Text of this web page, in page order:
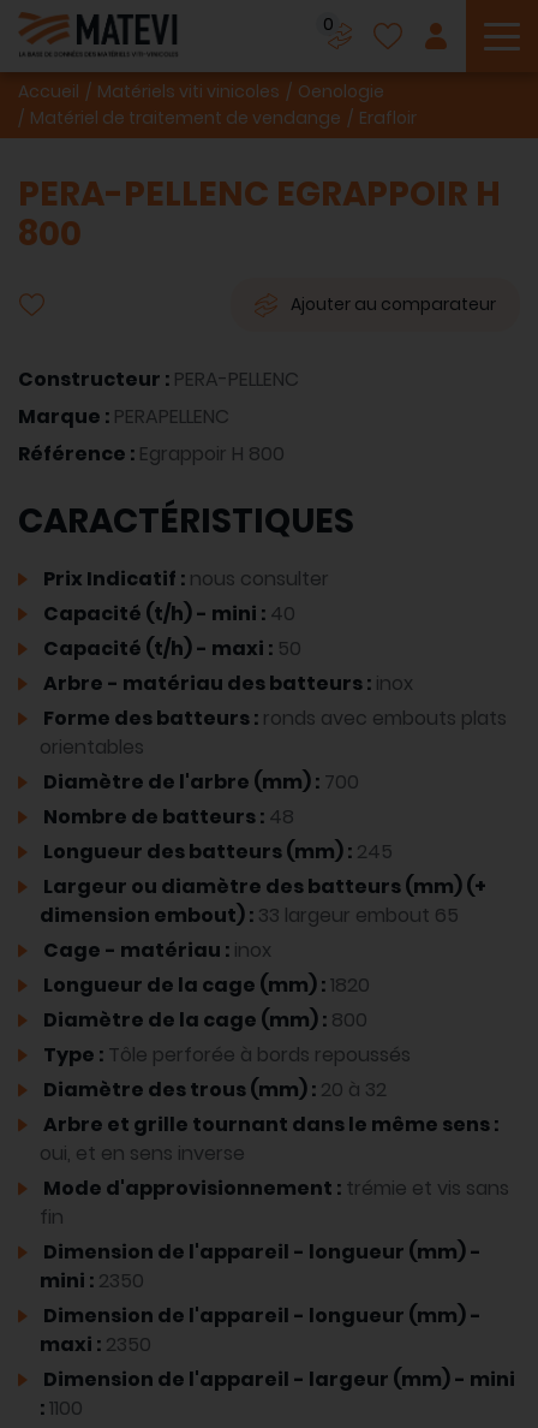
0
Accueil Matériels viti vinicoles
Oenologie
Matériel de traitement de vendange
Erafloir
PERA-PELLENC EGRAPPOIR H
800
Ajouter au comparateur
Constructeur : PERA-PELLENC
Marque : PERAPELLENC
Référence : Egrappoir H 800
CARACTÉRISTIQUES
Prix Indicatif : nous consulter
Capacité (t/h) - mini : 40
Capacité (t/h) - maxi : 50
Arbre - matériau des batteurs : inox
Forme des batteurs : ronds avec embouts plats
orientables
Diamètre de l'arbre (mm) : 700
Nombre de batteurs : 48
Longueur des batteurs (mm) : 245
Largeur ou diamètre des batteurs (mm) (+
dimension embout) : 33 largeur embout 65
Cage - matériau : inox
Longueur de la cage (mm) :1820
Diamètre de la cage (mm) : 800
Type : Tôle perforée à bords repoussés
Diamètre des trous (mm) : 20 à 32
Arbre et grille tournant dans le même sens :
oui, et en sens inverse
Mode d'approvisionnement : trémie et vis sans
fin
Dimension de l'appareil - longueur (mm) -
mini : 2350
Dimension de l'appareil - longueur (mm) -
maxi : 2350
Dimension de l'appareil - largeur (mm) - mini
:1100